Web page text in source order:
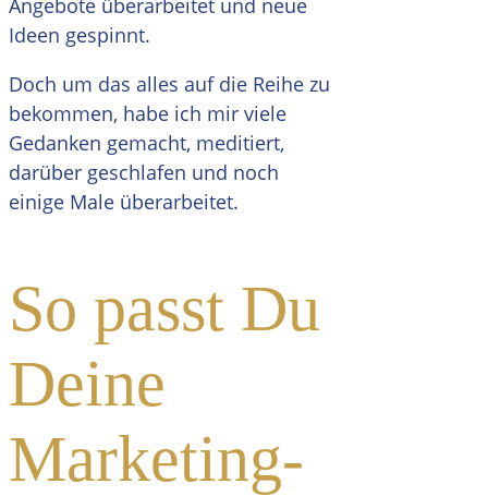
Ideen gespinnt.
Doch um das alles auf die Reihe zu
bekommen, habe ich mir viele
Gedanken gemacht, meditiert,
darüber geschlafen und noch
einige Male überarbeitet.
So passt Du
Deine
Marketing-